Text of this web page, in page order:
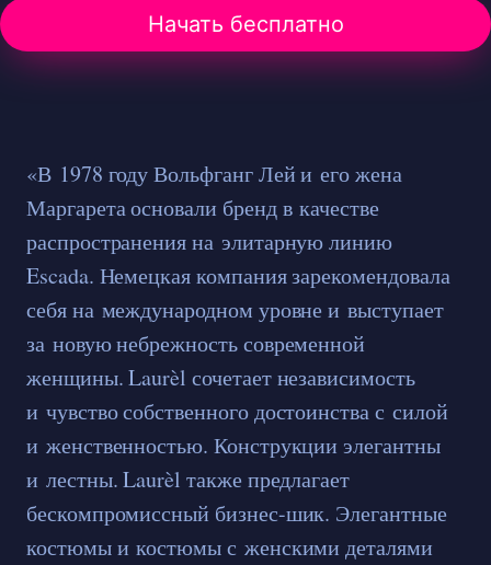
Начать бесплатно
«В 1978 году Вольфганг Лей и его жена
Маргарета основали бренд в качестве
распространения на элитарную линию
Escada. Немецкая компания зарекомендовала
себя на международном уровне и выступает
за новую небрежность современной
женщины. Laurèl сочетает независимость
и чувство собственного достоинства с силой
и женственностью. Конструкции элегантны
и лестны. Laurèl также предлагает
бескомпромиссный бизнес-шик. Элегантные
костюмы и костюмы с женскими деталями